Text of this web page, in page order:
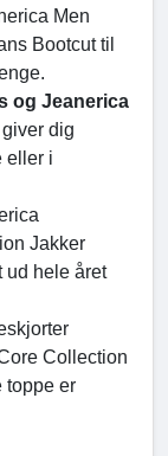
Men
Bootcut til
og Jeanerica
giver dig
eller i
Jakker
ud hele året
Collection
toppe er